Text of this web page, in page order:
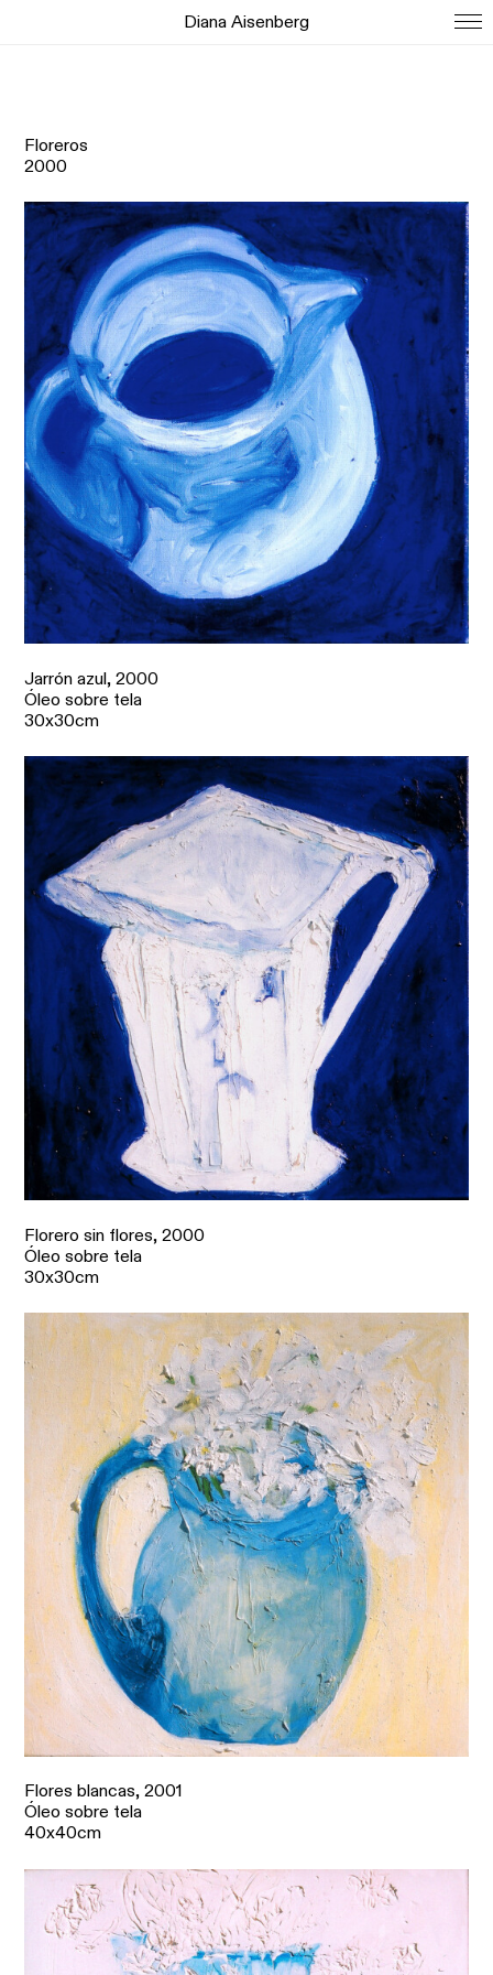
Diana Aisenberg
Floreros
2000
Jarrón azul,2000
Óleo sobre tela
30x30cm
Florero sin flores,2000
Óleo sobre tela
30x30cm
Flores blancas,2001
Óleo sobre tela
40x40cm